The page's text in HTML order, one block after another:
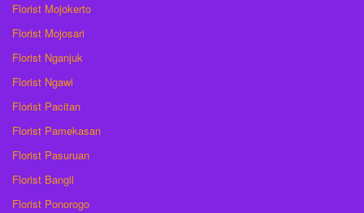
Florist Mojokerto
Florist Mojosari
Florist Nganjuk
Florist Ngawi
Florist Pacitan
Florist Pamekasan
Florist Pasuruan
Florist Bangil
Florist Ponorogo